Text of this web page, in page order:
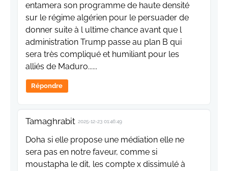
entamera son programme de haute densité
sur le régime algérien pour le persuader de
donner suite à l ultime chance avant que l
administration Trump passe au plan B qui
sera très compliqué et humiliant pour les
alliés de Maduro......
Répondre
Tamaghrabit 2025-12-23 01:46:49
Doha si elle propose une médiation elle ne
sera pas en notre faveur, comme si
moustapha le dit, les compte x dissimulé à